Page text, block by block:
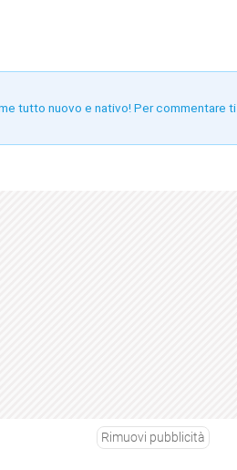
tutto nuovo e nativo! Per commentare
Rimuovi pubblicità